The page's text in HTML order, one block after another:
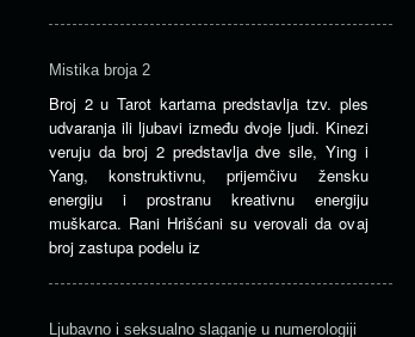
Mistika broja 2
Broj 2 u Tarot kartama predstavlja tzv. ples
udvaranja ili ljubavi između dvoje ljudi. Kinezi
veruju da broj 2 predstavlja dve sile, Ying i
Yang, konstruktivnu, prijemčivu žensku
energiju i prostranu kreativnu energiju
muškarca. Rani Hrišćani su verovali da ovaj
broj zastupa podelu iz
Ljubavno i seksualno slaganje u numerologiji